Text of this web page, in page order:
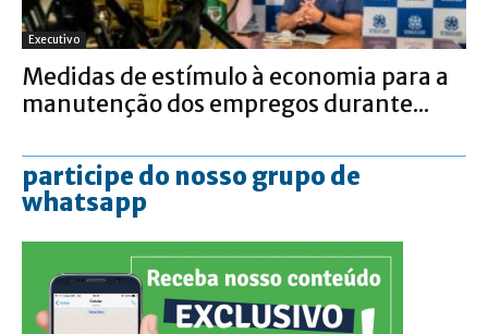
Executivo
Medidas de estímulo à economia para a
manutenção dos empregos durante...
participe do nosso grupo de
whatsapp